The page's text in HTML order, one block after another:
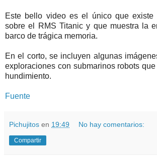
Este bello video es el único que existe
sobre el RMS Titanic y que muestra la
barco de trágica memoria.
En el corto, se incluyen algunas
exploraciones con submarinos robots
hundimiento.
Fuente
Pichujitos en 19:49 No hay comentarios:
Compartir